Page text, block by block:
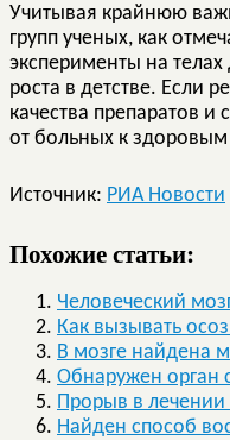
Учитывая крайнюю
групп ученых, как
эксперименты на
роста в детстве. Если
качества препаратов
от больных к
Источник: РИА Новости
Похожие статьи:
Человеческий
Как вызывать
В мозге найдена
Обнаружен орган
Прорыв в
Найден способ